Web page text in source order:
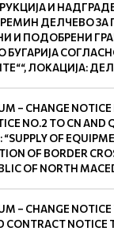
И
ДЕЛЧЕВО ЗА
И ПОДОБРЕНИ
БУГАРИЈА
ЛОКАЦИЈА:
– CHANGE
NO.2 TO CN AND
“SUPPLY OF
OF BORDER
OF NORTH
– CHANGE NOTICE
CONTRACT NOTICE